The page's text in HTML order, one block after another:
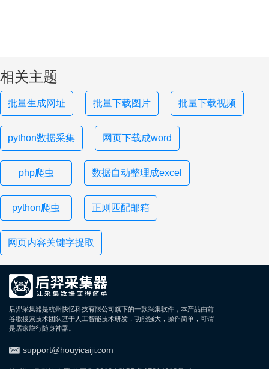
相关主题
批量生成网址 批量下载图片 批量下载视频
python数据采集 网页下载成word
php爬虫 数据自动整理成excel
python爬虫 正则匹配邮箱
网页内容关键字提取
后羿采集器是杭州快忆科技有限公司旗下的一款采集软件，本产品由前
谷歌搜索技术团队基于人工智能技术研发，功能强大，操作简单，可谓
是居家旅行随身神器。
support@houyicaiji.com